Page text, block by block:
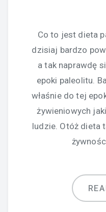
Co to jest dieta
dzisiaj bardzo
a tak naprawdę
epoki paleolitu.
właśnie do tej
żywieniowych
ludzie. Otóż dieta